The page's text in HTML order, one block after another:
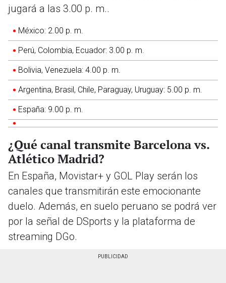
jugará a las 3.00 p. m..
México: 2.00 p. m.
Perú, Colombia, Ecuador: 3.00 p. m.
Bolivia, Venezuela: 4.00 p. m.
Argentina, Brasil, Chile, Paraguay, Uruguay: 5.00 p. m.
España: 9.00 p. m.
¿Qué canal transmite Barcelona vs.
Atlético Madrid?
En España, Movistar+ y GOL Play serán los
canales que transmitirán este emocionante
duelo. Además, en suelo peruano se podrá ver
por la señal de DSports y la plataforma de
streaming DGo.